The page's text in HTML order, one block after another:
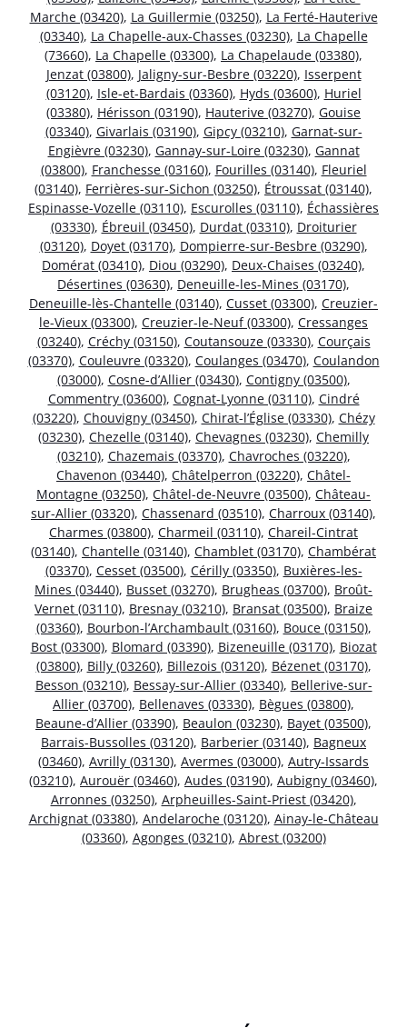
Marche (03420), La Guillermie (03250), La Ferté-Hauterive
(03340), La Chapelle-aux-Chasses (03230), La Chapelle
(73660), La Chapelle (03300), La Chapelaude (03380),
Jenzat (03800), Jaligny-sur-Besbre (03220), Isserpent
(03120), Isle-et-Bardais (03360), Hyds (03600), Huriel
(03380), Hérisson (03190), Hauterive (03270), Gouise
(03340), Givarlais (03190), Gipcy (03210), Garnat-sur-
Engièvre (03230), Gannay-sur-Loire (03230), Gannat
(03800), Franchesse (03160), Fourilles (03140), Fleuriel
(03140), Ferrières-sur-Sichon (03250), Étroussat (03140),
Espinasse-Vozelle (03110), Escurolles (03110), Échassières
(03330), Ébreuil (03450), Durdat (03310), Droiturier
(03120), Doyet (03170), Dompierre-sur-Besbre (03290),
Domérat (03410), Diou (03290), Deux-Chaises (03240),
Désertines (03630), Deneuille-les-Mines (03170),
Deneuille-lès-Chantelle (03140), Cusset (03300), Creuzier-
le-Vieux (03300), Creuzier-le-Neuf (03300), Cressanges
(03240), Créchy (03150), Coutansouze (03330), Courçais
(03370), Couleuvre (03320), Coulanges (03470), Coulandon
(03000), Cosne-d’Allier (03430), Contigny (03500),
Commentry (03600), Cognat-Lyonne (03110), Cindré
(03220), Chouvigny (03450), Chirat-l’Église (03330), Chézy
(03230), Chezelle (03140), Chevagnes (03230), Chemilly
(03210), Chazemais (03370), Chavroches (03220),
Chavenon (03440), Châtelperron (03220), Châtel-
Montagne (03250), Châtel-de-Neuvre (03500), Château-
sur-Allier (03320), Chassenard (03510), Charroux (03140),
Charmes (03800), Charmeil (03110), Chareil-Cintrat
(03140), Chantelle (03140), Chamblet (03170), Chambérat
(03370), Cesset (03500), Cérilly (03350), Buxières-les-
Mines (03440), Busset (03270), Brugheas (03700), Broût-
Vernet (03110), Bresnay (03210), Bransat (03500), Braize
(03360), Bourbon-l’Archambault (03160), Bouce (03150),
Bost (03300), Blomard (03390), Bizeneuille (03170), Biozat
(03800), Billy (03260), Billezois (03120), Bézenet (03170),
Besson (03210), Bessay-sur-Allier (03340), Bellerive-sur-
Allier (03700), Bellenaves (03330), Bègues (03800),
Beaune-d’Allier (03390), Beaulon (03230), Bayet (03500),
Barrais-Bussolles (03120), Barberier (03140), Bagneux
(03460), Avrilly (03130), Avermes (03000), Autry-Issards
(03210), Aurouër (03460), Audes (03190), Aubigny (03460),
Arronnes (03250), Arpheuilles-Saint-Priest (03420),
Archignat (03380), Andelaroche (03120), Ainay-le-Château
(03360), Agonges (03210), Abrest (03200)